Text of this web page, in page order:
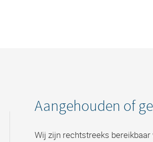
Aangehouden of
Wij zijn rechtstreeks